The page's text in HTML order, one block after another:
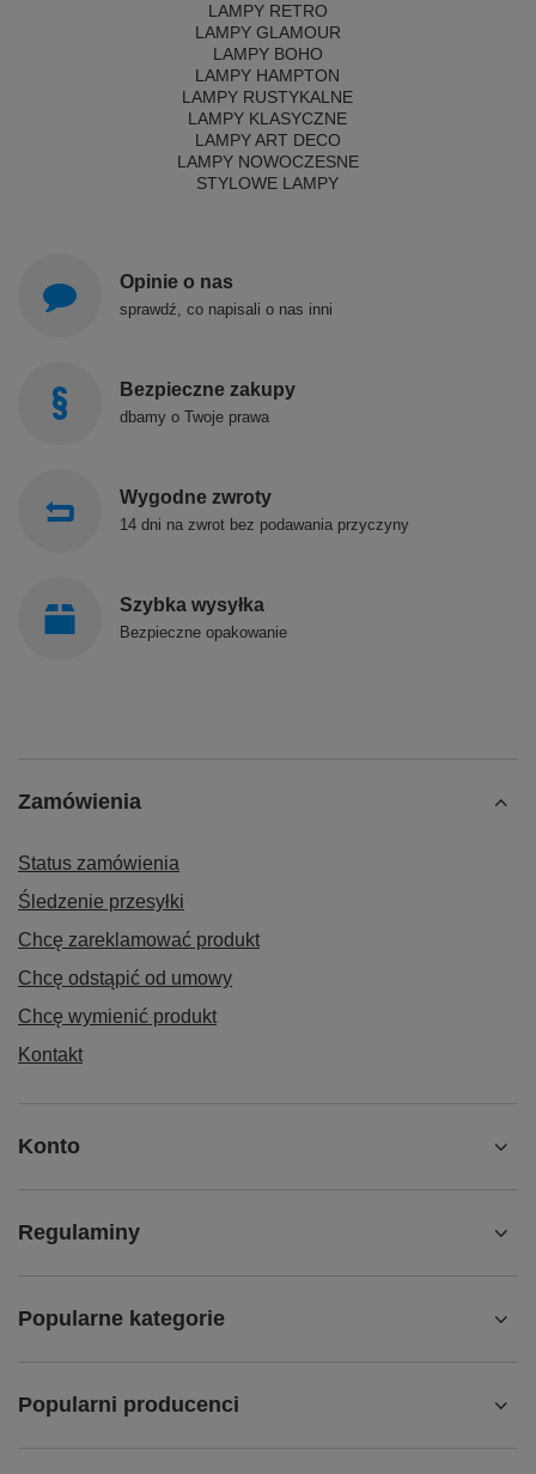
LAMPY RETRO
LAMPY GLAMOUR
LAMPY BOHO
LAMPY HAMPTON
LAMPY RUSTYKALNE
LAMPY KLASYCZNE
LAMPY ART DECO
LAMPY NOWOCZESNE
STYLOWE LAMPY
Opinie o nas
sprawdź, co napisali o nas inni
Bezpieczne zakupy
dbamy o Twoje prawa
Wygodne zwroty
14 dni na zwrot bez podawania przyczyny
Szybka wysyłka
Bezpieczne opakowanie
Zamówienia
Status zamówienia
Śledzenie przesyłki
Chcę zareklamować produkt
Chcę odstąpić od umowy
Chcę wymienić produkt
Kontakt
Konto
Regulaminy
Popularne kategorie
Popularni producenci